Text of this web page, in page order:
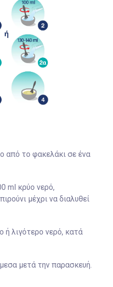
από το φακελάκι σε ένα
ml κρύο νερό,
μέχρι να διαλυθεί
ή λιγότερο νερό, κατά
μετά την παρασκευή.